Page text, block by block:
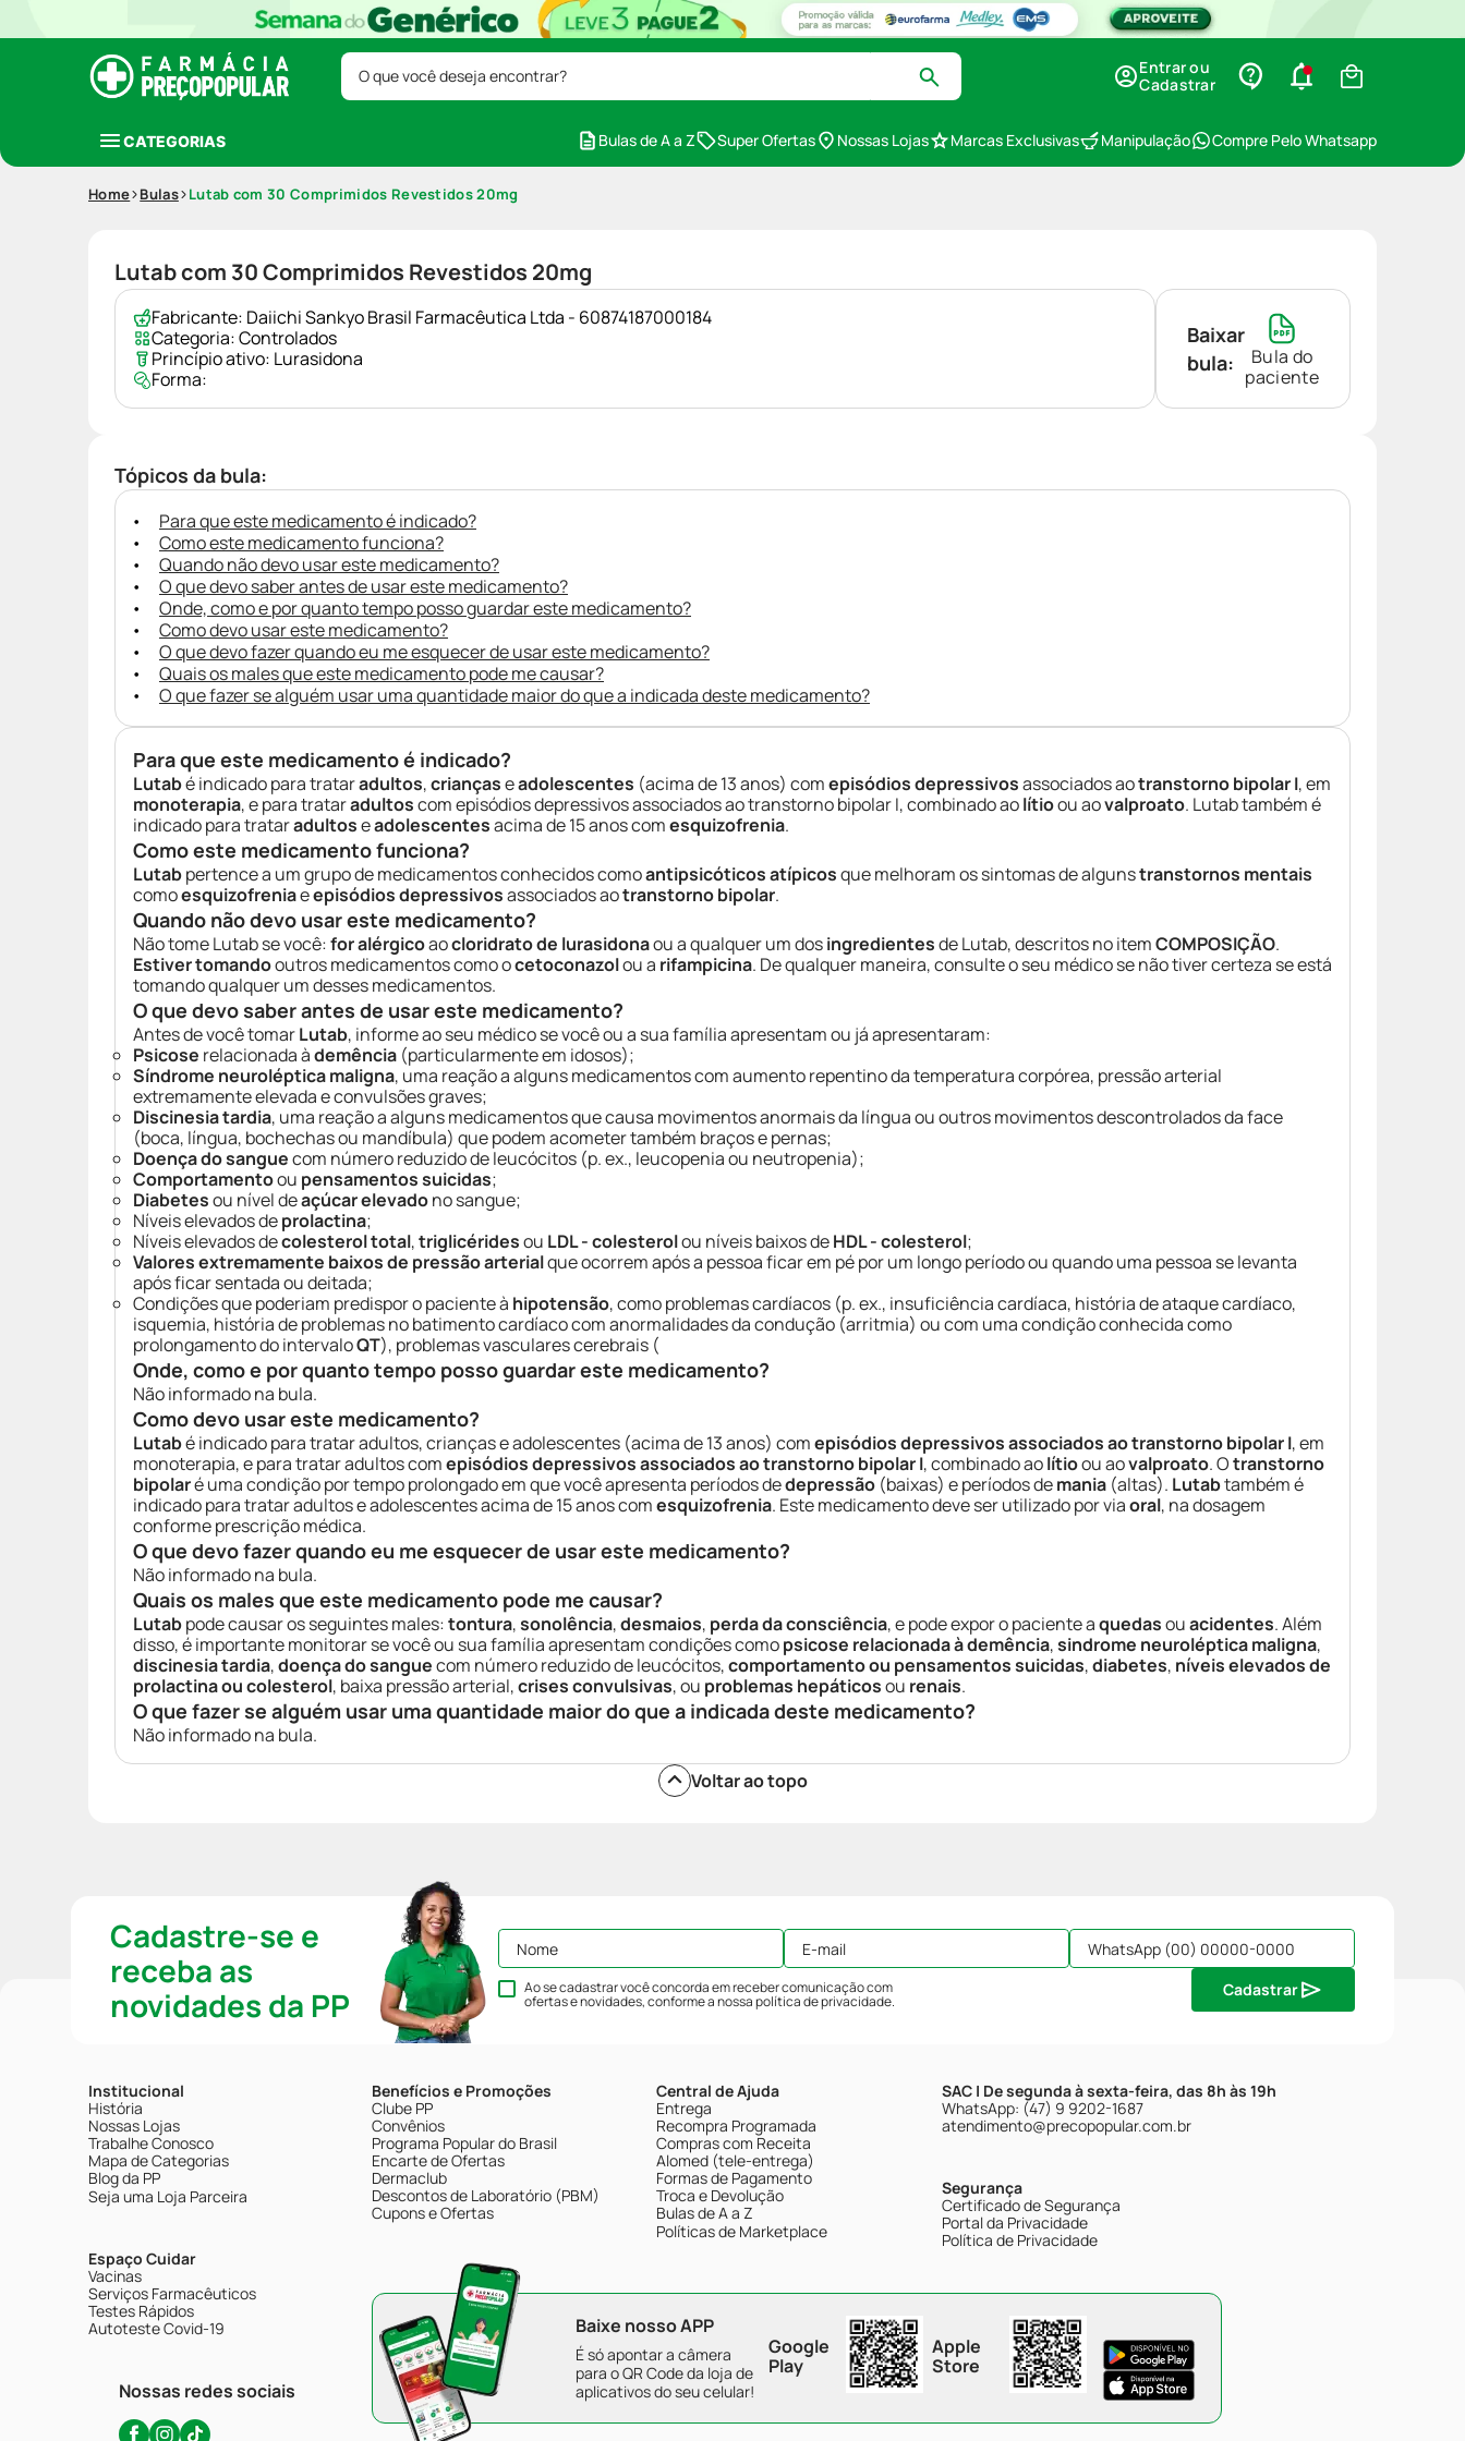
O que você deseja encontrar?
Entrar ou
Cadastrar
CATEGORIAS Bulas de A a Z Super Ofertas Nossas Lojas Marcas Exclusivas Manipulação Compre Pelo Whatsapp
Home Bulas Lutab com 30 Comprimidos Revestidos 20mg
Lutab com 30 Comprimidos Revestidos 20mg
Fabricante: Daiichi Sankyo Brasil Farmacêutica Ltda - 60874187000184
Categoria:Controlados
Princípio ativo: Lurasidona
Forma:
Baixar
bula:
Bula do
paciente
Tópicos da bula:
Para que este medicamento é indicado?
Como este medicamento funciona?
Quando não devo usar este medicamento?
O que devo saber antes de usar este medicamento?
Onde, como e por quanto tempo posso guardar este medicamento?
Como devo usar este medicamento?
O que devo fazer quando eu me esquecer de usar este medicamento?
Quais os males que este medicamento pode me causar?
O que fazer se alguém usar uma quantidade maior do que a indicada deste medicamento?
Para que este medicamento é indicado?
Lutabé indicado para trataradultos,criançaseadolescentes (acima de 13 anos) comepisódios depressivosassociados aotranstorno bipolar I, em
monoterapia, e para trataradultoscom episódios depressivos associados ao transtorno bipolar I, combinado aolítioou aovalproato. Lutab também é
indicado para trataradultoseadolescentesacima de 15 anos comesquizofrenia.
Como este medicamento funciona?
Lutabpertence a um grupo de medicamentos conhecidos comoantipsicóticos atípicosque melhoram os sintomas de algunstranstornos mentais
comoesquizofreniaeepisódios depressivosassociados aotranstorno bipolar.
Quando não devo usar este medicamento?
Não tome Lutab se você:for alérgicoaocloridrato de lurasidonaou a qualquer um dosingredientesde Lutab, descritos no itemCOMPOSIÇÃO.
Estiver tomandooutros medicamentos como ocetoconazolou a rifampicina. De qualquer maneira, consulte o seu médico se não tiver certeza se está
tomando qualquer um desses medicamentos.
O que devo saber antes de usar este medicamento?
Antes de você tomarLutab, informe ao seu médico se você ou a sua família apresentam ou já apresentaram:
Psicose relacionada àdemência (particularmente em idosos);
Síndrome neuroléptica maligna, uma reação a alguns medicamentos com aumento repentino da temperatura corpórea, pressão arterial
extremamente elevada e convulsões graves;
Discinesia tardia, uma reação a alguns medicamentos que causa movimentos anormais da língua ou outros movimentos descontrolados da face
(boca, língua, bochechas ou mandíbula) que podem acometer também braços e pernas;
Doença do sanguecom número reduzido de leucócitos (p. ex., leucopenia ou neutropenia);
Comportamentoou pensamentos suicidas;
Diabetesou nível deaçúcar elevadono sangue;
Níveis elevados deprolactina;
Níveis elevados decolesterol total,triglicéridesou LDL - colesterolou níveis baixos deHDL - colesterol;
Valores extremamente baixos de pressão arterialque ocorrem após a pessoa ficar em pé por um longo período ou quando uma pessoa se levanta
após ficar sentada ou deitada;
Condições que poderiam predispor o paciente à hipotensão, como problemas cardíacos (p. ex., insuficiência cardíaca, história de ataque cardíaco,
isquemia, história de problemas no batimento cardíaco com anormalidades da condução (arritmia) ou com uma condição conhecida como
prolongamento do intervaloQT), problemas vasculares cerebrais (
Onde, como e por quanto tempo posso guardar este medicamento?
Não informado na bula.
Como devo usar este medicamento?
Lutabé indicado para tratar adultos, crianças e adolescentes (acima de 13 anos) comepisódios depressivos associados ao transtorno bipolar I, em
monoterapia, e para tratar adultos comepisódios depressivos associados ao transtorno bipolar I, combinado aolítioou aovalproato. Otranstorno
bipolaré uma condição por tempo prolongado em que você apresenta períodos dedepressão (baixas) e períodos demania (altas). Lutabtambém é
indicado para tratar adultos e adolescentes acima de 15 anos comesquizofrenia. Este medicamento deve ser utilizado por viaoral, na dosagem
conforme prescrição médica.
O que devo fazer quando eu me esquecer de usar este medicamento?
Não informado na bula.
Quais os males que este medicamento pode me causar?
Lutabpode causar os seguintes males:tontura,sonolência,desmaios, perda da consciência, e pode expor o paciente aquedasouacidentes. Além
disso, é importante monitorar se você ou sua família apresentam condições comopsicose relacionada à demência,sindrome neuroléptica maligna,
discinesia tardia,doença do sanguecom número reduzido de leucócitos,comportamento ou pensamentos suicidas,diabetes, níveis elevados de
prolactina ou colesterol, baixa pressão arterial,crises convulsivas, ou problemas hepáticosou renais.
O que fazer se alguém usar uma quantidade maior do que a indicada deste medicamento?
Não informado na bula.
Voltar ao topo
Cadastre-se e
receba as
novidades da PP
Ao se cadastrar você concorda em receber comunicação com
ofertas e novidades, conforme a nossapolítica de privacidade.
Cadastrar
Institucional
História
Nossas Lojas
Trabalhe Conosco
Mapa de Categorias
Blog da PP
Seja uma Loja Parceira
Espaço Cuidar
Vacinas
Serviços Farmacêuticos
Testes Rápidos
Autoteste Covid-19
Nossas redes sociais
Benefícios e Promoções
Clube PP
Convênios
Programa Popular do Brasil
Encarte de Ofertas
Dermaclub
Descontos de Laboratório (PBM)
Cupons e Ofertas
Central de Ajuda
Entrega
Recompra Programada
Compras com Receita
Alomed (tele-entrega)
Formas de Pagamento
Troca e Devolução
Bulas de A a Z
Políticas de Marketplace
SAC | De segunda à sexta-feira, das 8h às 19h
WhatsApp: (47) 9 9202-1687
atendimento@precopopular.com.br
Segurança
Certificado de Segurança
Portal da Privacidade
Política de Privacidade
Baixe nosso APP
É só apontar a câmera
para o QR Code da loja de
aplicativos do seu celular!
Google
Play
Apple
Store